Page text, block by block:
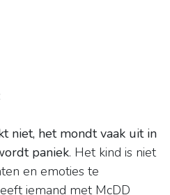
niet, het mondt vaak uit in
paniek. Het kind is niet
en emoties te
iemand met McDD